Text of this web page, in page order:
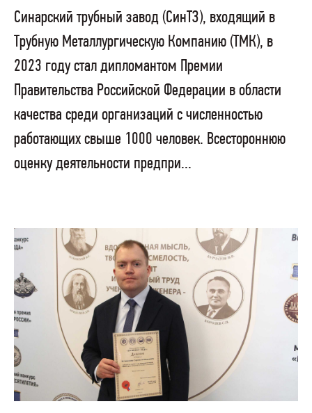
Синарский трубный завод (СинТЗ), входящий в
Трубную Металлургическую Компанию (ТМК), в
2023 году стал дипломантом Премии
Правительства Российской Федерации в области
качества среди организаций с численностью
работающих свыше 1000 человек. Всестороннюю
оценку деятельности предпри...